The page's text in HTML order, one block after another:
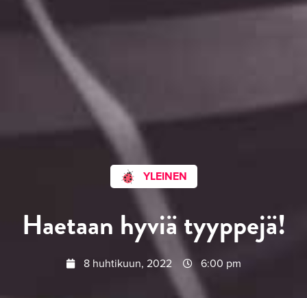
YLEINEN
Haetaan hyviä tyyppejä!
8 huhtikuun, 2022 6:00 pm